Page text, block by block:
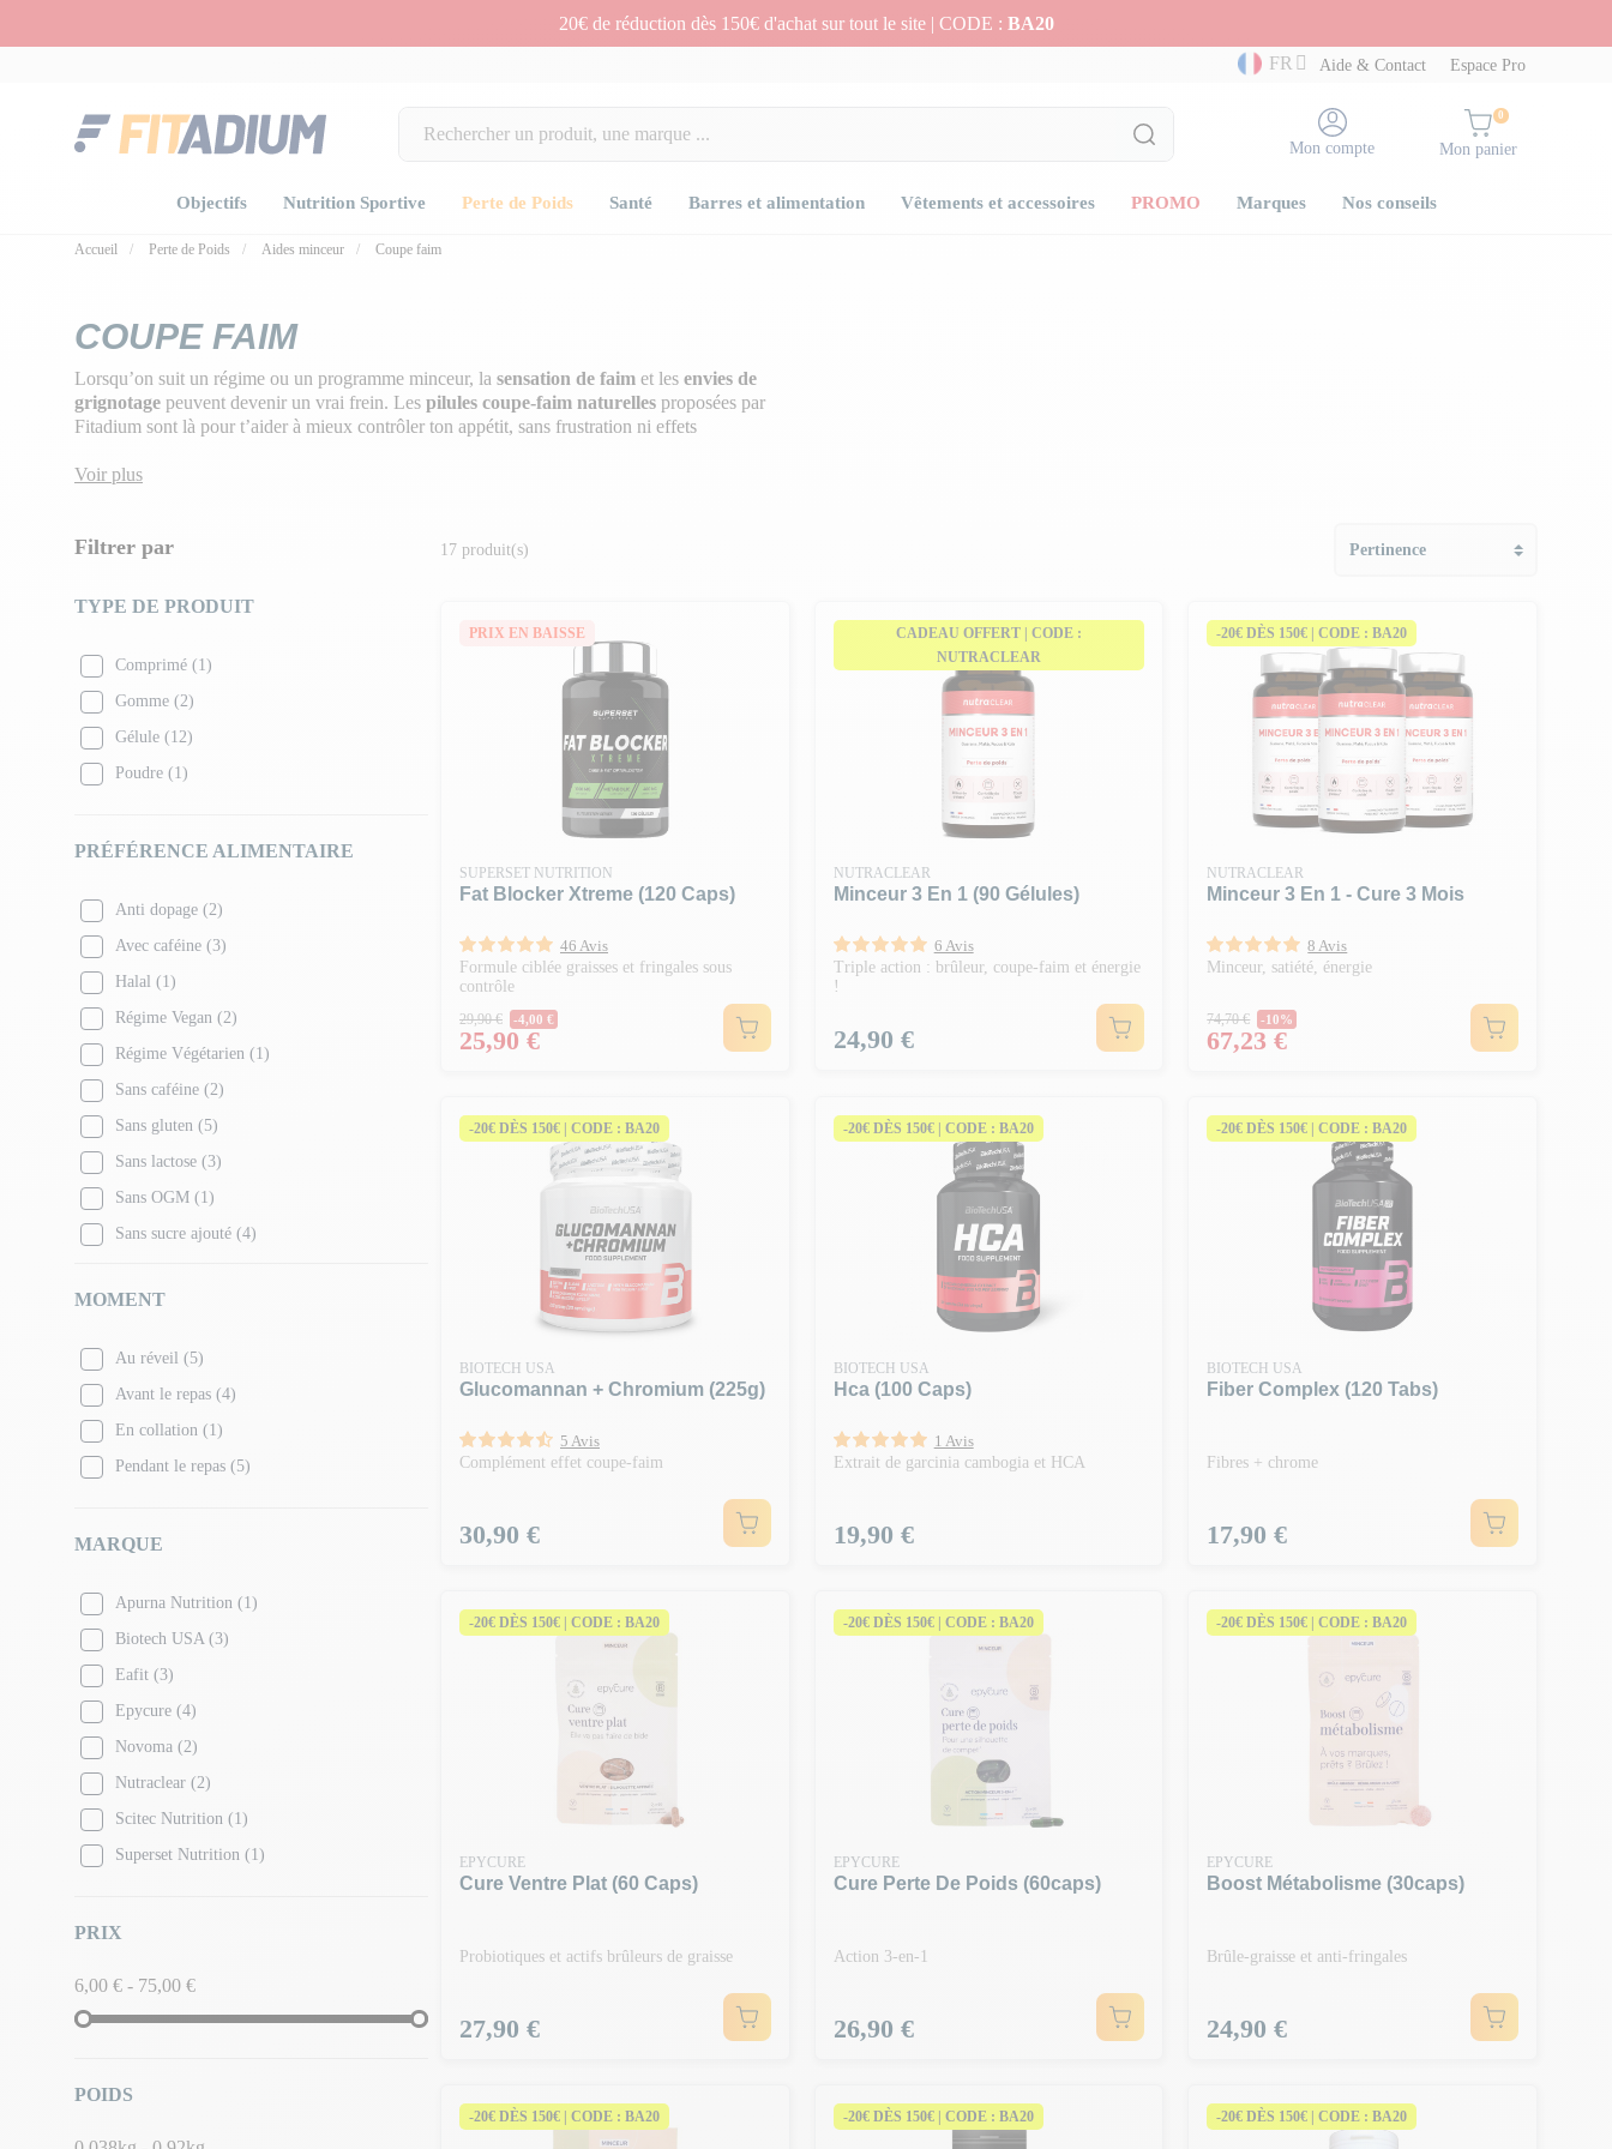
20€ de réduction dès 150€ d'achat sur tout le site | CODE : BA20
FR
Aide & Contact Espace Pro
Mon compte
0
Mon panier
Objectifs Nutrition Sportive Perte de Poids Santé Barres et alimentation Vêtements et accessoires PROMO Marques Nos conseils
Accueil Perte de Poids Aides minceur Coupe faim
COUPE FAIM
Lorsqu’on suit un régime ou un programme minceur, la sensation de faim et les envies de
grignotage peuvent devenir un vrai frein. Les pilules coupe-faim naturelles proposées par
Fitadium sont là pour t’aider à mieux contrôler ton appétit, sans frustration ni effets
➡️ Formulées à partir d’
gastrique et t’aident à
maintenant ton énergie
sont idéals pour celles et ceux qui souhaitent
Voir plus
Filtrer par
TYPE DE PRODUIT
Comprimé (1)
Gomme (2)
Gélule (12)
Poudre (1)
PRÉFÉRENCE ALIMENTAIRE
Anti dopage (2)
Avec caféine (3)
Halal (1)
Régime Vegan (2)
Régime Végétarien (1)
Sans caféine (2)
Sans gluten (5)
Sans lactose (3)
Sans OGM (1)
Sans sucre ajouté (4)
MOMENT
Au réveil (5)
Avant le repas (4)
En collation (1)
Pendant le repas (5)
MARQUE
Apurna Nutrition (1)
Biotech USA (3)
Eafit (3)
Epycure (4)
Novoma (2)
Nutraclear (2)
Scitec Nutrition (1)
Superset Nutrition (1)
PRIX
6,00 € - 75,00 €
POIDS
17 produit(s)
PRIX EN BAISSE
SUPERSET NUTRITION
Fat Blocker Xtreme (120 Caps)
46 Avis
Formule ciblée graisses et fringales sous
contrôle
Prix Normal
29,90 € -4,00 €
Prix
25,90 €
CADEAU OFFERT | CODE :
NUTRACLEAR
NUTRACLEAR
Minceur 3 En 1 (90 Gélules)
6 Avis
Triple action : brûleur, coupe-faim et énergie
!
Prix
24,90 €
-20€ DÈS 150€ | CODE : BA20
NUTRACLEAR
Minceur 3 En 1 - Cure 3 Mois
8 Avis
Minceur, satiété, énergie
Prix Normal
74,70 € -10%
Prix
67,23 €
-20€ DÈS 150€ | CODE : BA20
BIOTECH USA
Glucomannan + Chromium (225g)
5 Avis
Complément effet coupe-faim
Prix
30,90 €
-20€ DÈS 150€ | CODE : BA20
BIOTECH USA
Hca (100 Caps)
1 Avis
Extrait de garcinia cambogia et HCA
Prix
19,90 €
-20€ DÈS 150€ | CODE : BA20
BIOTECH USA
Fiber Complex (120 Tabs)
Fibres + chrome
Prix
17,90 €
-20€ DÈS 150€ | CODE : BA20
EPYCURE
Cure Ventre Plat (60 Caps)
Probiotiques et actifs brûleurs de graisse
Prix
27,90 €
-20€ DÈS 150€ | CODE : BA20
EPYCURE
Cure Perte De Poids (60caps)
Action 3-en-1
Prix
26,90 €
-20€ DÈS 150€ | CODE : BA20
EPYCURE
Boost Métabolisme (30caps)
Brûle-graisse et anti-fringales
Prix
24,90 €
-20€ DÈS 150€ | CODE : BA20 -20€ DÈS 150€ | CODE : BA20 -20€ DÈS 150€ | CODE : BA20